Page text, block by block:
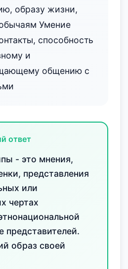
образу жизни,
Умение
способность
и
общению с
ответ
- это мнения,
представления
или
чертах
представителей.
образ своей